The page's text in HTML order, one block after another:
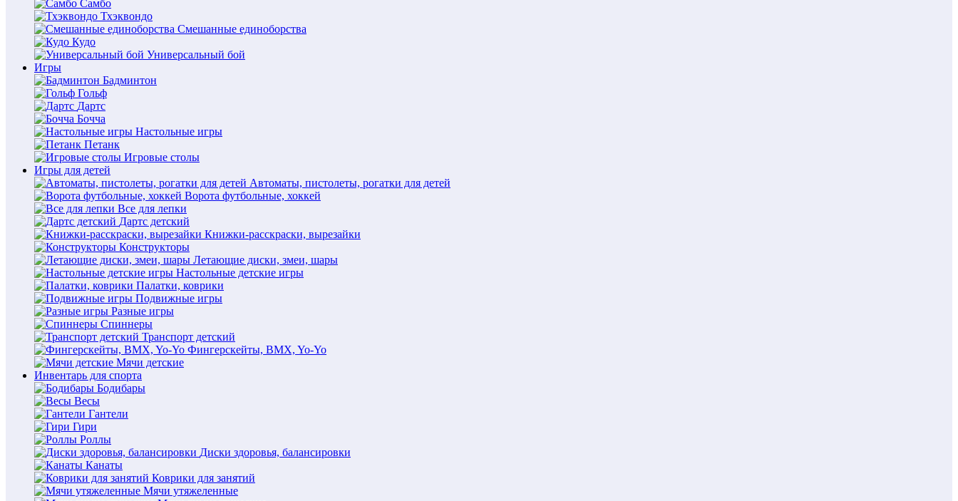
Самбо
Тхэквондо
Смешанные единоборства
Кудо
Универсальный бой
Игры
Бадминтон
Гольф
Дартс
Бочча
Настольные игры
Петанк
Игровые столы
Игры для детей
Автоматы, пистолеты, рогатки для детей
Ворота футбольные, хоккей
Все для лепки
Дартс детский
Книжки-расскраски, вырезайки
Конструкторы
Летающие диски, змеи, шары
Настольные детские игры
Палатки, коврики
Подвижные игры
Разные игры
Спиннеры
Транспорт детский
Фингерскейты, BMX, Yo-Yo
Мячи детские
Инвентарь для спорта
Бодибары
Весы
Гантели
Гири
Роллы
Диски здоровья, балансировки
Канаты
Коврики для занятий
Мячи утяжеленные